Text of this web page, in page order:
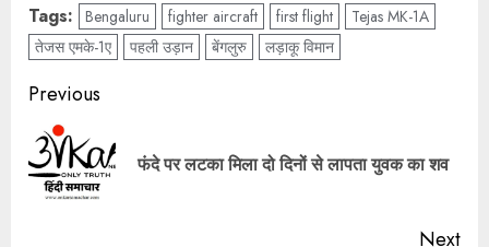
Tags: Bengaluru fighter aircraft first flight
Tejas MK-1A
तेजस एमके-1ए
पहली उड़ान बेंगलुरु लड़ाकू विमान
Post
navigation
Previous
फंदे पर लटका मिला दो दिनों से लापता युवक का शव
Next